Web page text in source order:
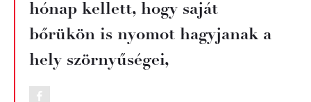
hónap kellett, hogy saját
bőrükön is nyomot hagyjanak a
hely szörnyűségei,